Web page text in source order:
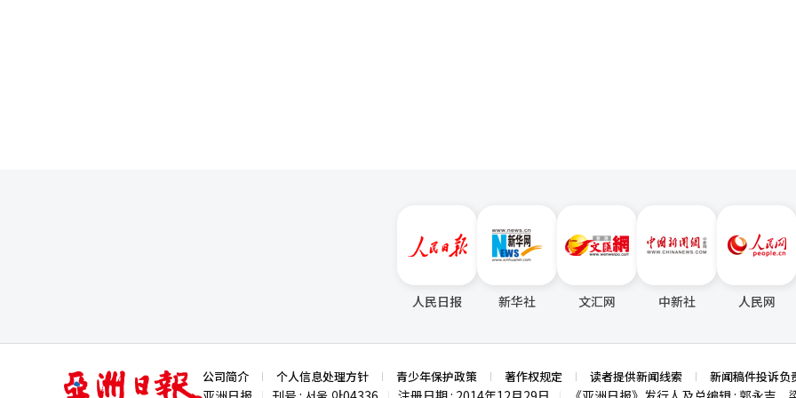
也随之而来。近期，共同住宅楼间噪音问题成为主要议题，实际性能验证的关注度也随之提高。 朴组长表示：“现代
建设多年前就开始在居住环境研究所开发相关技术，并在大治艾德鲁伊项目中通过实际入住后验证达到了1
目前现代建设的高端小区也应用了相同技术。” 对于未来技术的实际实现可能性，朴组长表示：“像UAM（城市空
中交通）垂直起降港等尚未整理法律和制度的技术未被纳入此次提案，但视频中展示的技术均已在进行实证
米的超大型整治项目。重建后将转变为最高65层、总计约5175户的大型社区。总施工费用约为5.5万亿韩
江南地区重建的最大项目之一。业主计划于25日召开施工单位选定大会，提出现代建设的施工单位选定议
报道经人工智能（AI）系统翻译与编辑。
人民日报 新华社 文汇网 中新社 人民网
亚
洲
公司简介 个人信息处理方针 青少年保护政策 著作权规定 读者提供新闻线索 新闻稿件投诉负